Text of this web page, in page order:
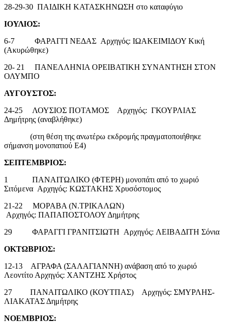
28-29-30 ΠΑΙΔΙΚΗ ΚΑΤΑΣΚΗΝΩΣΗ στο καταφύγιο
ΙΟΥΛΙΟΣ:
6-7 ΦΑΡΑΓΓΙ ΝΕΔΑΣ Αρχηγός: ΙΩΑΚΕΙΜΙΔΟΥ Κική
(Ακυρώθηκε)
20- 21 ΠΑΝΕΛΛΗΝΙΑ ΟΡΕΙΒΑΤΙΚΗ ΣΥΝΑΝΤΗΣΗ ΣΤΟΝ
ΟΛΥΜΠΟ
ΑΥΓΟΥΣΤΟΣ:
24-25 ΛΟΥΣΙΟΣ ΠΟΤΑΜΟΣ Αρχηγός: ΓΚΟΥΡΛΙΑΣ
Δημήτρης (αναβλήθηκε)
(στη θέση της ανωτέρω εκδρομής πραγματοποιήθηκε
σήμανση μονοπατιού Ε4)
ΣΕΠΤΕΜΒΡΙΟΣ:
1 ΠΑΝΑΙΤΩΛΙΚΟ (ΦΤΕΡΗ) μονοπάτι από το χωριό
Σιτόμενα Αρχηγός: ΚΩΣΤΑΚΗΣ Χρυσόστομος
21-22 ΜΟΡΑΒΑ (Ν.ΤΡΙΚΑΛΩΝ)
Αρχηγός: ΠΑΠΑΠΟΣΤΟΛΟΥ Δημήτρης
29 ΦΑΡΑΓΓΙ ΓΡΑΝΙΤΣΙΩΤΗ Αρχηγός: ΛΕΙΒΑΔΙΤΗ Σόνια
ΟΚΤΩΒΡΙΟΣ:
12-13 ΑΓΡΑΦΑ (ΣΑΛΑΓΙΑΝΝΗ) ανάβαση από το χωριό
Λεοντίτο Αρχηγός: ΧΑΝΤΖΗΣ Χρήστος
27 ΠΑΝΑΙΤΩΛΙΚΟ (ΚΟΥΤΠΑΣ) Αρχηγός: ΣΜΥΡΛΗΣ-
ΛΙΑΚΑΤΑΣ Δημήτρης
ΝΟΕΜΒΡΙΟΣ: